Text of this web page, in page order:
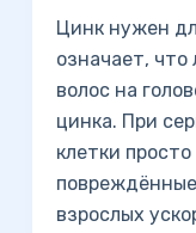
Цинк нужен
означает, что
волос на
цинка. При
клетки
взрослых